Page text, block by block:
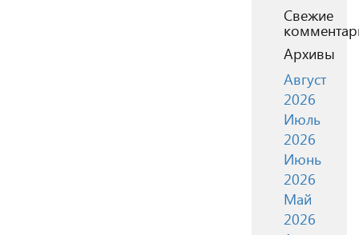
Свежие
Архивы
Август
2026
Июль
2026
Июнь
2026
Май
2026